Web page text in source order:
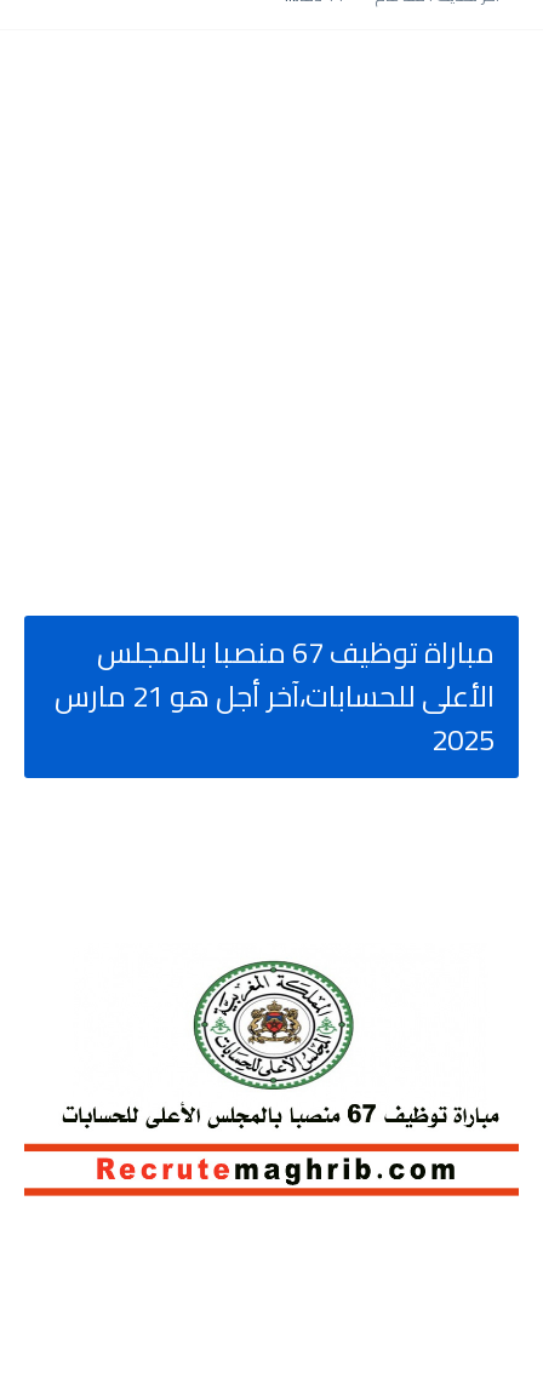
مباراة توظيف 67 منصبا بالمجلس
الأعلى للحسابات،آخر أجل هو 21 مارس
2025